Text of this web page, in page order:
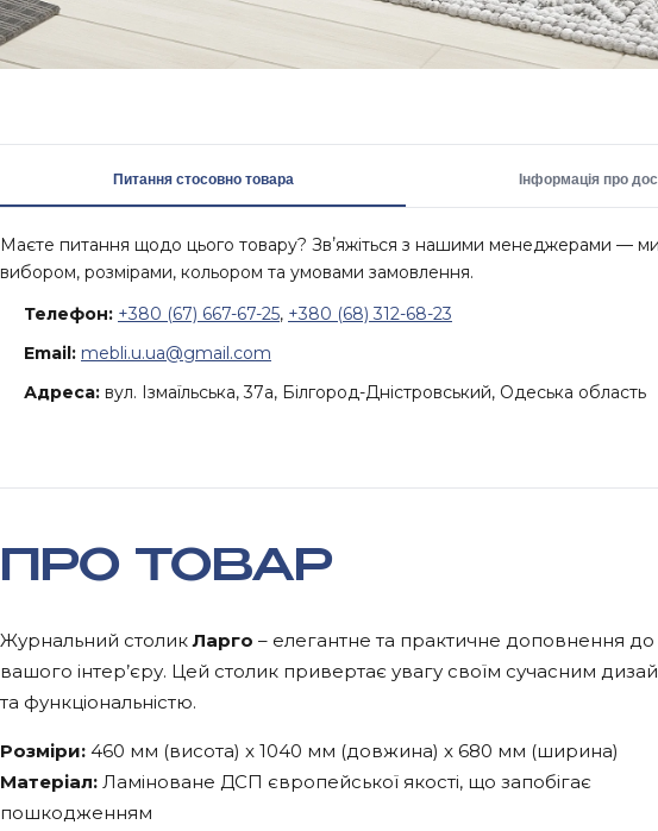
Питання стосовно товара Інформація про
Маєте питання щодо цього товару? Звʼяжіться з нашими менеджерами —
вибором, розмірами, кольором та умовами замовлення.
Телефон: +380 (67) 667-67-25, +380 (68) 312-68-23
Email: mebli.u.ua@gmail.com
Адреса: вул. Ізмаїльська, 37а, Білгород-Дністровський, Одеська область
ПРО ТОВАР
Журнальний столикЛарго – елегантне та практичне доповнення до
вашого інтер’єру. Цей столик привертає увагу своїм сучасним
та функціональністю.
Розміри: 460 мм (висота) x 1040 мм (довжина) x 680 мм (ширина)
Матеріал: Ламіноване ДСП європейської якості, що запобігає
пошкодженням